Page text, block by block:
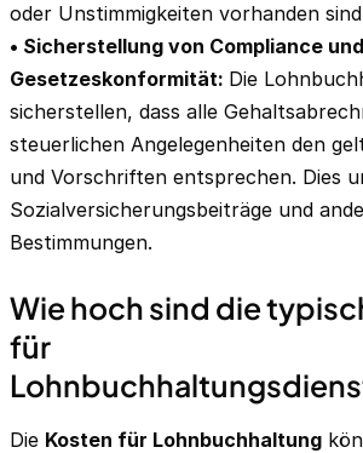
oder Unstimmigkeiten vorhanden
• Sicherstellung von Compliance und
Gesetzeskonformität: Die
sicherstellen, dass alle
steuerlichen Angelegenheiten den
und Vorschriften entsprechen. Dies
Sozialversicherungsbeiträge und
Bestimmungen.
Wie hoch sind die
für
Die Kosten für Lohnbuchhaltung